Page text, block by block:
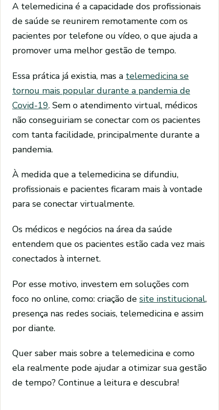
A telemedicina é a capacidade dos profissionais
de saúde se reunirem remotamente com os
pacientes por telefone ou vídeo, o que ajuda a
promover uma melhor gestão de tempo.
Essa prática já existia, mas a telemedicina se
tornou mais popular durante a pandemia de
Covid-19. Sem o atendimento virtual, médicos
não conseguiriam se conectar com os pacientes
com tanta facilidade, principalmente durante a
pandemia.
À medida que a telemedicina se difundiu,
profissionais e pacientes ficaram mais à vontade
para se conectar virtualmente.
Os médicos e negócios na área da saúde
entendem que os pacientes estão cada vez mais
conectados à internet.
Por esse motivo, investem em soluções com
foco no online, como: criação de site institucional,
presença nas redes sociais, telemedicina e assim
por diante.
Quer saber mais sobre a telemedicina e como
ela realmente pode ajudar a otimizar sua gestão
de tempo? Continue a leitura e descubra!